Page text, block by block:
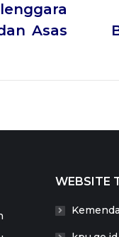
Asas
WEBSITE